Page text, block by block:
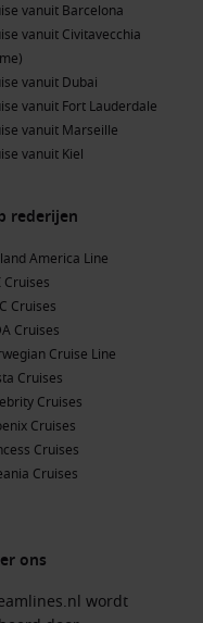
vanuit Barcelona
vanuit Civitavecchia
vanuit Dubai
vanuit Fort Lauderdale
vanuit Marseille
vanuit Kiel
rederijen
America Line
Cruises
Cruises
Cruises
Cruise Line
Cruises
Cruises
Cruises
Cruises
Cruises
ons
wordt